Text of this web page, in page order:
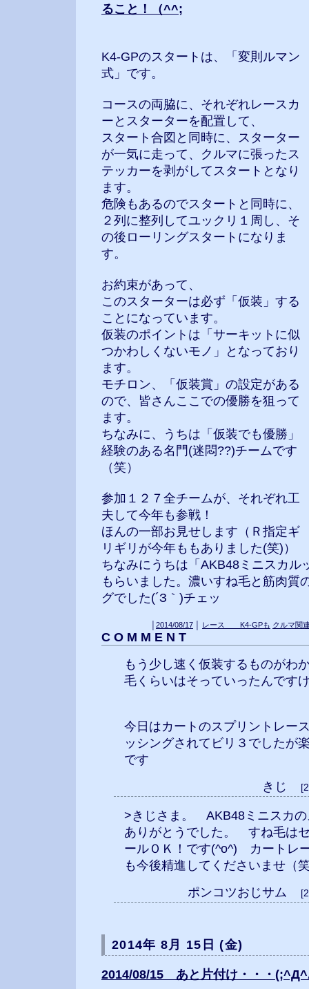
ること！（^^;
K4-GPのスタートは、「変則ルマン
式」です。
コースの両脇に、それぞれレースカ
ーとスターターを配置して、
スタート合図と同時に、スターター
が一気に走って、クルマに張ったス
テッカーを剥がしてスタートとなり
ます。
危険もあるのでスタートと同時に、
２列に整列してユックリ１周し、そ
の後ローリングスタートになりま
す。
お約束があって、
このスターターは必ず「仮装」する
ことになっています。
仮装のポイントは「サーキットに似
つかわしくないモノ」となっており
ます。
モチロン、「仮装賞」の設定がある
ので、皆さんここでの優勝を狙って
ます。
ちなみに、うちは「仮装でも優勝」
経験のある名門(迷悶??)チームです
（笑）
参加１２７全チームが、それぞれ工
夫して今年も参戦！
ほんの一部お見せします（Ｒ指定ギ
リギリが今年ももありました(笑)）
ちなみにうちは「AKB48ミニスカル
もらいました。濃いすね毛と筋肉質
グでした(´З｀)チェッ
2014/08/17 レース K4-GPも クルマ関
C O M M E N T
もう少し速く仮装するものがわ
毛くらいはそっていったんです
今日はカートのスプリントレー
ッシングされてビリ３でしたが
です
きじ
>きじさま。 AKB48ミニスカの
ありがとうでした。 すね毛は
ールＯＫ！です(^o^) カートレ
も今後精進してくださいませ（
ポンコツおじサム
2014年 8月 15日 (金)
2014/08/15 あと片付け・・・